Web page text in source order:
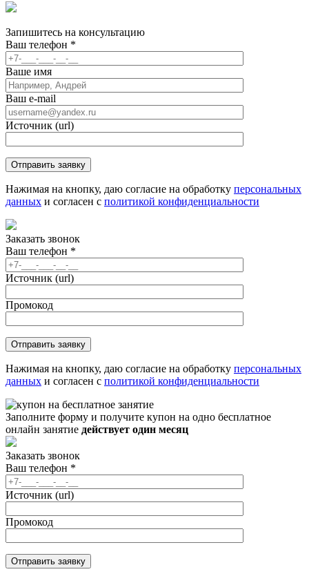
Запишитесь на консультацию
Ваш телефон *
Ваше имя
Ваш e-mail
Источник (url)
Нажимая на кнопку, даю согласие на обработку персональных
данных и согласен с политикой конфиденциальности
Заказать звонок
Ваш телефон *
Источник (url)
Промокод
Нажимая на кнопку, даю согласие на обработку персональных
данных и согласен с политикой конфиденциальности
Заполните форму и получите купон на одно бесплатное
онлайн занятие действует один месяц
Заказать звонок
Ваш телефон *
Источник (url)
Промокод